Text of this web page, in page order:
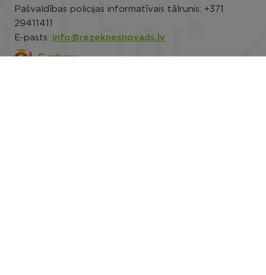
Pašvaldības policijas informatīvais tālrunis: +371
29411411
E-pasts: info@rezeknesnovads.lv
E-adrese